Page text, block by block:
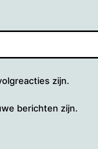
zijn.
berichten zijn.